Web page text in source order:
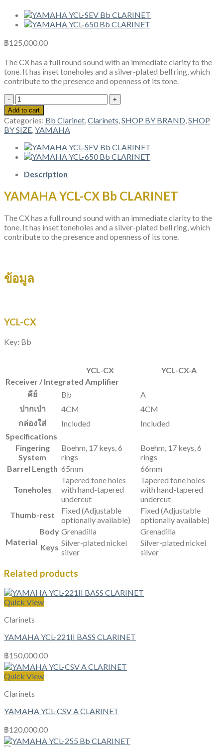
฿125,000.00
The CX has a full round sound with an immediate clarity to the
tone. It has inset toneholes and a silver-plated bell ring, which
contribute to the presence and openness of its tone.
YAMAHA
YCL-
CX
Bb
CLARINET
quantity
Add to cart
Categories: Bb Clarinet,Clarinets,SHOP BY BRAND,SHOP
BY SIZE,YAMAHA
Description
YAMAHA YCL-CX Bb CLARINET
The CX has a full round sound with an immediate clarity to the
tone. It has inset toneholes and a silver-plated bell ring, which
contribute to the presence and openness of its tone.
ข้อมูล
YCL-CX
Key: Bb
YCL-CX
YCL-CX-A
Receiver / Integrated Amplifier
คีย์
Bb
A
ปากเป่า
4CM
4CM
กล่องใส่
Included
Included
Specifications
Fingering
System
Boehm, 17 keys, 6
rings
Boehm, 17 keys, 6
rings
Barrel Length 65mm 66mm
Toneholes
Tapered tone holes
with hand-tapered
undercut
Tapered tone holes
with hand-tapered
undercut
Thumb-rest
Fixed (Adjustable
optionally available)
Fixed (Adjustable
optionally available)
Material
Body Grenadilla
Grenadilla
Keys Silver-plated nickel
silver
Silver-plated nickel
silver
Related products
Quick View
Clarinets
YAMAHA YCL-221II BASS CLARINET
฿150,000.00
Quick View
Clarinets
YAMAHA YCL-CSV A CLARINET
฿120,000.00